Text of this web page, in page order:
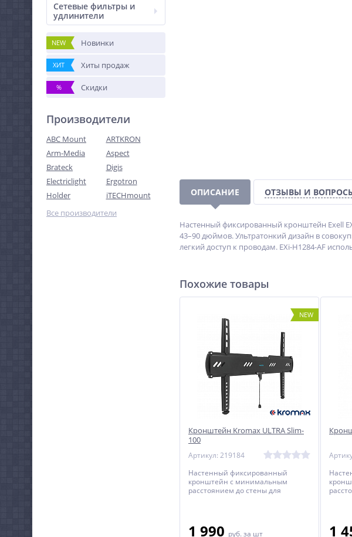
Сетевые фильтры и
удлинители
NEW Новинки
ХИТ Хиты продаж
% Скидки
Производители
ABC Mount
ARTKRON
Arm-Media
Aspect
Brateck
Digis
Electriclight
Ergotron
Holder
iTECHmount
Все производители
ОПИСАНИЕ ОТЗЫВЫ И
Настенный фиксированный кронштейн Exell
43–90 дюймов. Ультратонкий дизайн в
легкий доступ к проводам. EXi-H1284-AF
Похожие товары
NEW
Кронштейн Kromax ULTRA Slim-
100
Артикул: 219184
Настенный фиксированный
кронштейн с минимальным
расстоянием до стены для
1 990 руб. за шт 1